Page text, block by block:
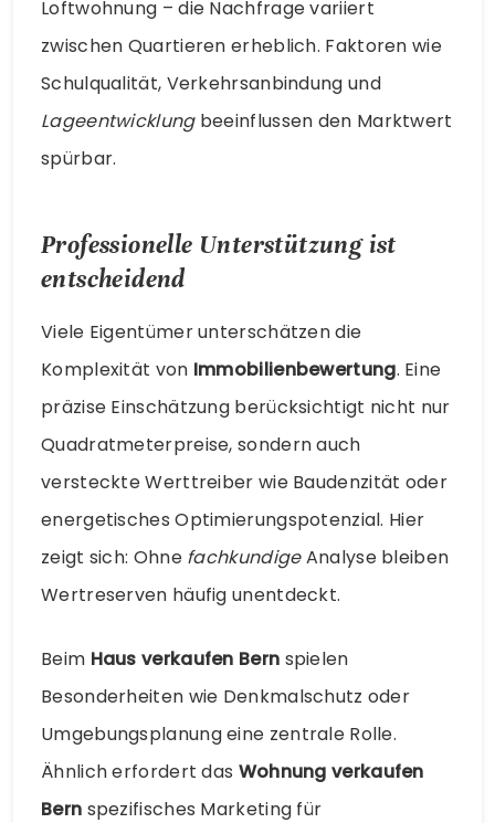
Loftwohnung – die Nachfrage variiert
zwischen Quartieren erheblich. Faktoren wie
Schulqualität, Verkehrsanbindung und
Lageentwicklungbeeinflussen den Marktwert
spürbar.
Professionelle Unterstützung ist
entscheidend
Viele Eigentümer unterschätzen die
Komplexität von Immobilienbewertung. Eine
präzise Einschätzung berücksichtigt nicht nur
Quadratmeterpreise, sondern auch
versteckte Werttreiber wie Baudenzität oder
energetisches Optimierungspotenzial. Hier
zeigt sich: Ohne fachkundigeAnalyse bleiben
Wertreserven häufig unentdeckt.
Beim Haus verkaufen Bern spielen
Besonderheiten wie Denkmalschutz oder
Umgebungsplanung eine zentrale Rolle.
Ähnlich erfordert das Wohnung verkaufen
Bern spezifisches Marketing für